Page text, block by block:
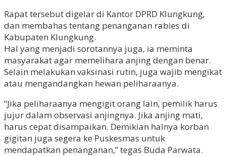
Rapat tersebut digelar di Kantor DPRD Klungkung,
dan membahas tentang penanganan rabies di
Kabupaten Klungkung.
Hal yang menjadi sorotannya juga, ia meminta
masyarakat agar memelihara anjing dengan benar.
Selain melakukan vaksinasi rutin, juga wajib mengikat
atau mengandangkan hewan peliharaanya.
“Jika peliharaanya mengigit orang lain, pemilik harus
jujur dalam observasi anjingnya. Jika anjing mati,
harus cepat disampaikan. Demikian halnya korban
gigitan juga segera ke Puskesmas untuk
mendapatkan penanganan,” tegas Buda Parwata.